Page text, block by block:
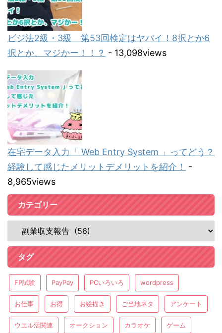
ビジ法2級・3級 第53回検定はヤバイ！8択とか6
択とか、マジかー！！？ - 13,098views
在宅データ入力「 Web Entry System 」ってどう？
経験して感じたメリットデメリットを紹介！
-
8,965views
カテゴリー
タグ
FP試験 PayPay PCいろいろ wordpress
お仕事 お得 お絵描き ご当地ネタ アンケート
ウエル活関連 オークション カラオケ ゲーム